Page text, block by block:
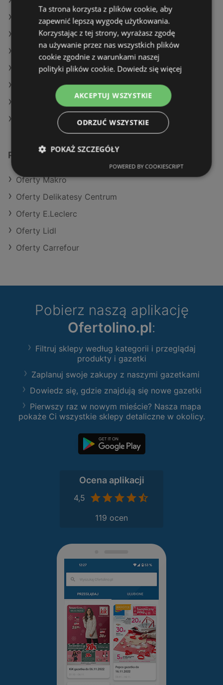
Oferty Delikatesy Centrum
Oferty Carrefour
Aktualne gazetki E.Leclerc
Aktualne gazetki Gram Market
Aktualne gazetki Dealz
Aktualne gazetki Netto
Aktualne gazetki Auchan
Podobne sklepy detaliczne
Oferty Makro
Oferty Delikatesy Centrum
Oferty E.Leclerc
Oferty Lidl
Oferty Carrefour
Pobierz naszą aplikację
Ofertolino.pl:
Filtruj sklepy według kategorii i przeglądaj
produkty i gazetki
Zaplanuj swoje zakupy z naszymi gazetkami
Dowiedz się, gdzie znajdują się nowe gazetki
Pierwszy raz w nowym mieście? Nasza mapa
pokaże Ci wszystkie sklepy detaliczne w okolicy.
Ocena aplikacji
4,5
119 ocen
Ta strona korzysta z plików cookie, aby
zapewnić lepszą wygodę użytkowania.
Korzystając z tej strony, wyrażasz zgodę
na używanie przez nas wszystkich plików
cookie zgodnie z warunkami naszej
polityki plików cookie. Dowiedz się więcej
AKCEPTUJ WSZYSTKIE
ODRZUĆ WSZYSTKIE
POKAŻ SZCZEGÓŁY
POWERED BY COOKIESCRIPT